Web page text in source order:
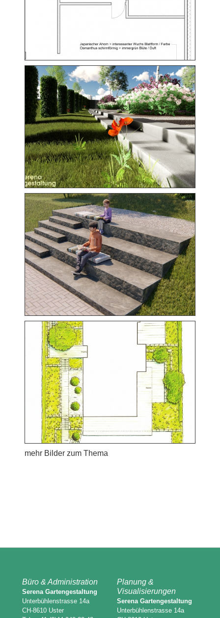
mehr Bilder zum Thema
Büro & Administration
Serena Gartengestaltung
Unterbühlenstrasse 14a
CH-8610 Uster
Planung &
Visualisierungen
Serena Gartengestaltung
Unterbühlenstrasse 14a